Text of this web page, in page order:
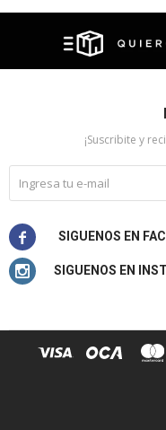
¡Suscribite y

